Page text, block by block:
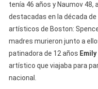
tenía 46 años y Naumov 48,
destacadas en la década
artísticos de Boston:
madres murieron junto a
patinadora de 12 años
artístico que viajaba para
nacional.